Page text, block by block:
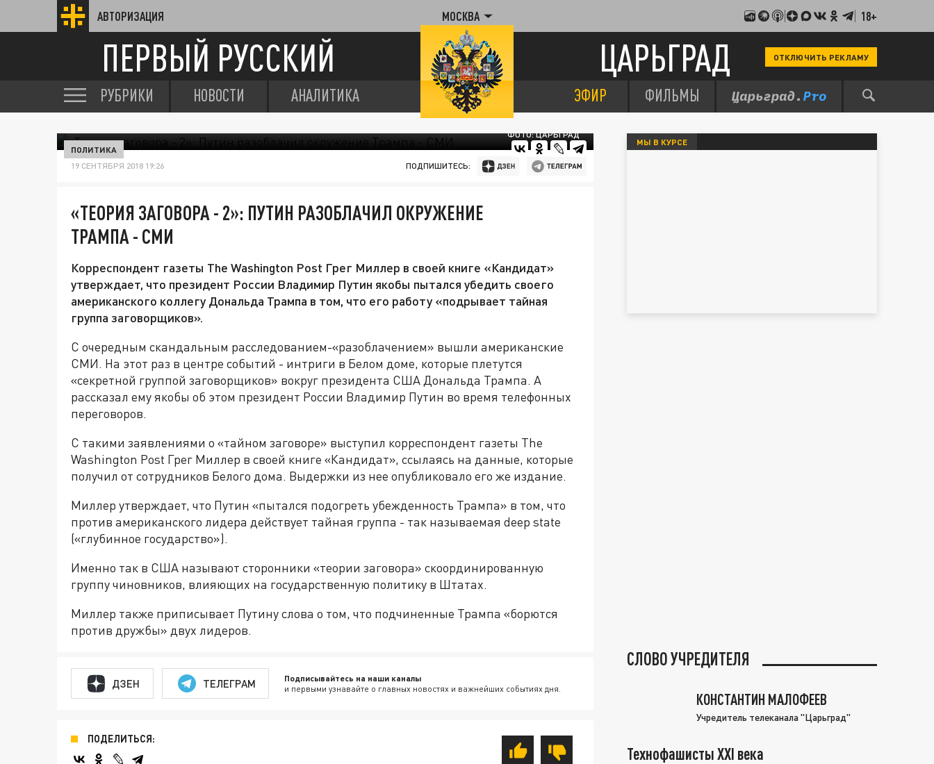
АВТОРИЗАЦИЯ МОСКВА 18+
ПЕРВЫЙ РУССКИЙ ЦАРЬГРАД ОТКЛЮЧИТЬ РЕКЛАМУ
РУБРИКИ НОВОСТИ АНАЛИТИКА ЭФИР ФИЛЬМЫ
ФОТО: ЦАРЬГРАД
ПОЛИТИКА
19 СЕНТЯБРЯ 2018 19:26 ПОДПИШИТЕСЬ:
«ТЕОРИЯ ЗАГОВОРА - 2»: ПУТИН РАЗОБЛАЧИЛ ОКРУЖЕНИЕ
ТРАМПА - СМИ
Корреспондент газеты The Washington Post Грег Миллер в своей книге «Кандидат»
утверждает, что президент России Владимир Путин якобы пытался убедить своего
американского коллегу Дональда Трампа в том, что его работу «подрывает тайная
группа заговорщиков».
С очередным скандальным расследованием-«разоблачением» вышли американские
СМИ. На этот раз в центре событий - интриги в Белом доме, которые плетутся
«секретной группой заговорщиков» вокруг президента США Дональда Трампа. А
рассказал ему якобы об этом президент России Владимир Путин во время телефонных
переговоров.
С такими заявлениями о «тайном заговоре» выступил корреспондент газеты The
Washington Post Грег Миллер в своей книге «Кандидат», ссылаясь на данные, которые
получил от сотрудников Белого дома. Выдержки из нее опубликовало его же издание.
Миллер утверждает, что Путин «пытался подогреть убежденность Трампа» в том, что
против американского лидера действует тайная группа - так называемая deep state
(«глубинное государство»).
Именно так в США называют сторонники «теории заговора» скоординированную
группу чиновников, влияющих на государственную политику в Штатах.
Миллер также приписывает Путину слова о том, что подчиненные Трампа «борются
против дружбы» двух лидеров.
ДЗЕН ТЕЛЕГРАМ Подписывайтесь на наши каналы
и первыми узнавайте о главных новостях и важнейших событиях дня.
ПОДЕЛИТЬСЯ:
МЫ В КУРСЕ
СЛОВО УЧРЕДИТЕЛЯ
КОНСТАНТИН МАЛОФЕЕВ
Учредитель телеканала "Царьград"
Технофашисты XXI века